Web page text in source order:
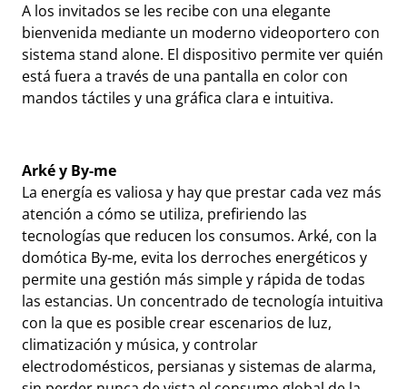
A los invitados se les recibe con una elegante
bienvenida mediante un moderno videoportero con
sistema stand alone. El dispositivo permite ver quién
está fuera a través de una pantalla en color con
mandos táctiles y una gráfica clara e intuitiva.
Arké y By-me
La energía es valiosa y hay que prestar cada vez más
atención a cómo se utiliza, prefiriendo las
tecnologías que reducen los consumos. Arké, con la
domótica By-me, evita los derroches energéticos y
permite una gestión más simple y rápida de todas
las estancias. Un concentrado de tecnología intuitiva
con la que es posible crear escenarios de luz,
climatización y música, y controlar
electrodomésticos, persianas y sistemas de alarma,